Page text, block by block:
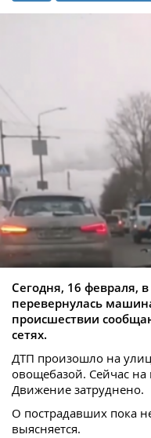
Сегодня, 16 февраля,
перевернулась
происшествии
сетях.
ДТП произошло на
овощебазой. Сейчас на
Движение затруднено.
О пострадавших пока
выясняется.